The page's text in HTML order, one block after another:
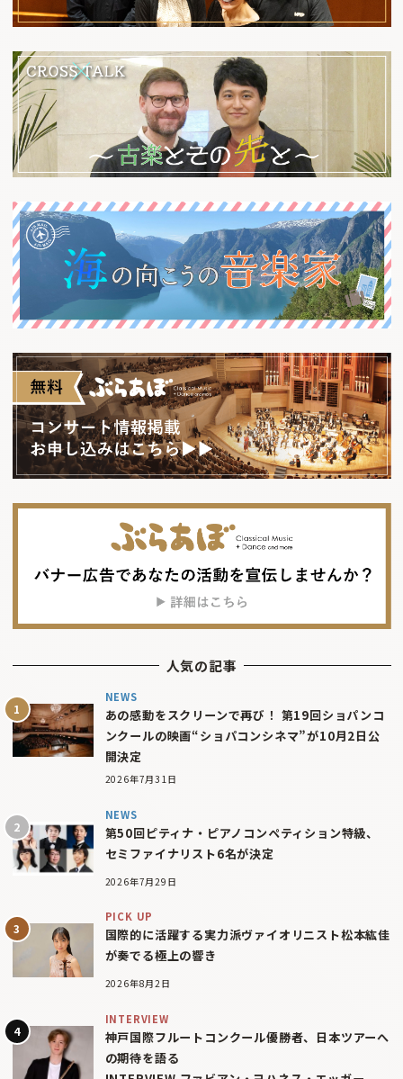
人気の記事
NEWS
あの感動をスクリーンで再び！ 第19回ショパンコ
ンクールの映画“ショパコンシネマ”が10月2日公
開決定
2026年7月31日
NEWS
第50回ピティナ・ピアノコンペティション特級、
セミファイナリスト6名が決定
2026年7月29日
PICK UP
国際的に活躍する実力派ヴァイオリニスト松本紘佳
が奏でる極上の響き
2026年8月2日
INTERVIEW
神戸国際フルートコンクール優勝者、日本ツアーへ
の期待を語る